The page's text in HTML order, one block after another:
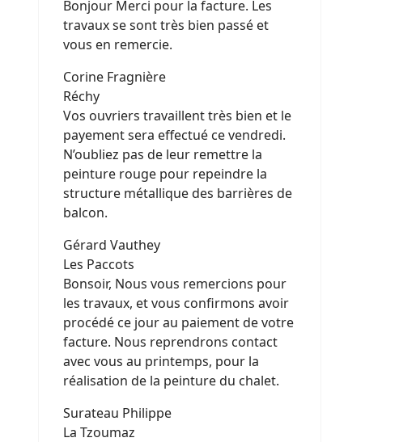
Bonjour Merci pour la facture. Les
travaux se sont très bien passé et
vous en remercie.
Corine Fragnière
Réchy
Vos ouvriers travaillent très bien et le
payement sera effectué ce vendredi.
N’oubliez pas de leur remettre la
peinture rouge pour repeindre la
structure métallique des barrières de
balcon.
Gérard Vauthey
Les Paccots
Bonsoir, Nous vous remercions pour
les travaux, et vous confirmons avoir
procédé ce jour au paiement de votre
facture. Nous reprendrons contact
avec vous au printemps, pour la
réalisation de la peinture du chalet.
Surateau Philippe
La Tzoumaz